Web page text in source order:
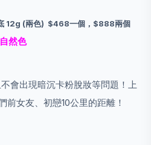
12g (兩色) $468一個，$888兩個
然色
會出現暗沉卡粉脫妝等問題！ 上
前女友、初戀10公里的距離！